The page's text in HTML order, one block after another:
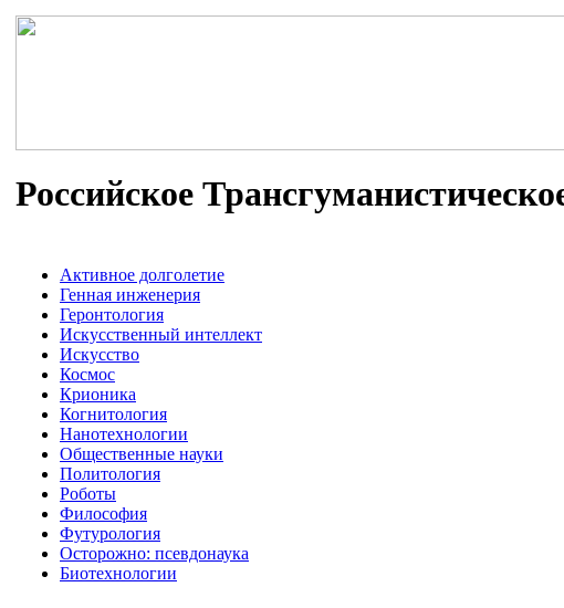
Российское
Активное долголетие
Генная инженерия
Геронтология
Искусственный интеллект
Искусство
Космос
Крионика
Когнитология
Нанотехнологии
Общественные науки
Политология
Роботы
Философия
Футурология
Осторожно: псевдонаука
Биотехнологии